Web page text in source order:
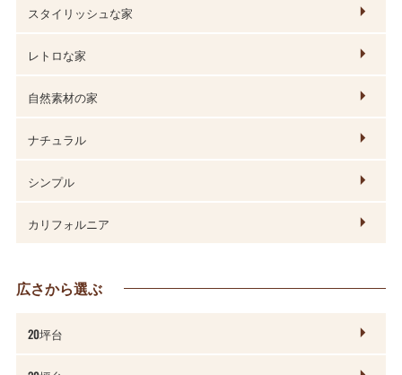
スタイリッシュな家
レトロな家
自然素材の家
ナチュラル
シンプル
カリフォルニア
広さから選ぶ
20坪台